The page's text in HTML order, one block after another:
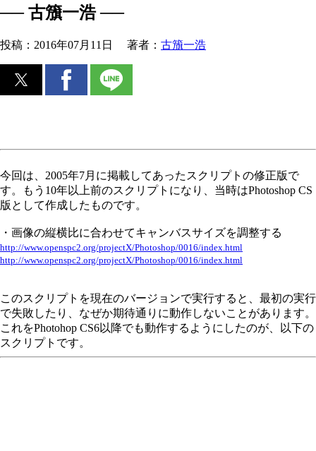
── 古籏一浩 ──
投稿： 2016年07月11日 著者： 古籏一浩
今回は、2005年7月に掲載してあったスクリプトの修正版で
す。もう10年以上前のスクリプトになり、当時はPhotoshop CS
版として作成したものです。
・画像の縦横比に合わせてキャンバスサイズを調整する
http://www.openspc2.org/projectX/Photoshop/0016/index.html
http://www.openspc2.org/projectX/Photoshop/0016/index.html
このスクリプトを現在のバージョンで実行すると、最初の実行
で失敗したり、なぜか期待通りに動作しないことがあります。
これをPhotohop CS6以降でも動作するようにしたのが、以下の
スクリプトです。